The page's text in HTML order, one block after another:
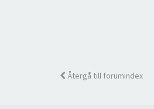
Återgå till forumindex